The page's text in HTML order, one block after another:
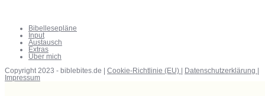
Bibellesepläne
Input
Austausch
Extras
Über mich
Copyright 2023 - biblebites.de | Cookie-Richtlinie (EU) | Datenschutzerklärung |
Impressum